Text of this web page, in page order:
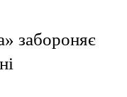
забороняє